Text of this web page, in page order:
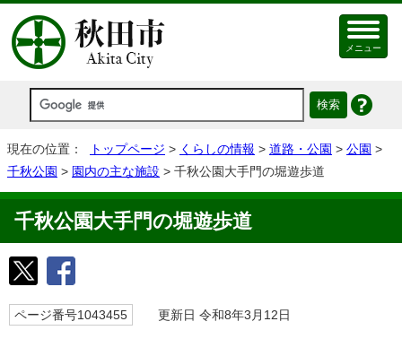
メニュー
現在の位置： トップページ > くらしの情報 > 道路・公園 > 公園 >
千秋公園 > 園内の主な施設 > 千秋公園大手門の堀遊歩道
千秋公園大手門の堀遊歩道
ページ番号1043455 更新日 令和8年3月12日